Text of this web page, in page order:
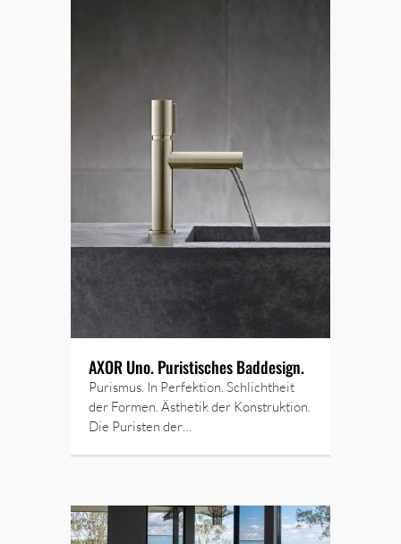
AXOR Uno. Puristisches Baddesign.
Purismus. In Perfektion. Schlichtheit
der Formen. Ästhetik der Konstruktion.
Die Puristen der…